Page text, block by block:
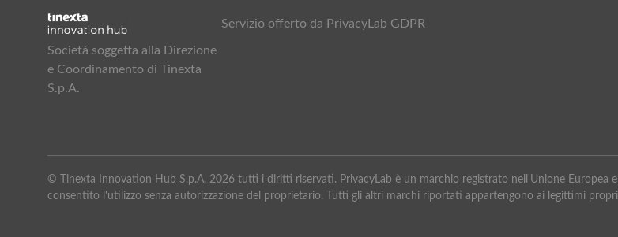
Società soggetta alla Direzione
e Coordinamento di Tinexta
S.p.A.
Servizio offerto da PrivacyLab GDPR
© Tinexta Innovation Hub S.p.A. 2026 tutti i diritti riservati. PrivacyLab è un marchio registrato nell'Unione Europea
consentito l'utilizzo senza autorizzazione del proprietario. Tutti gli altri marchi riportati appartengono ai legittimi